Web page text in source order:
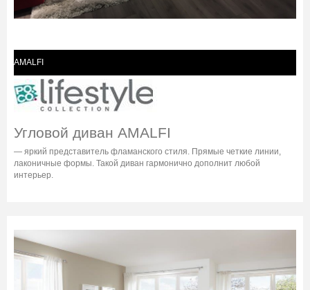
AMALFI
Угловой диван AMALFI
— яркий представитель фламанского стиля. Прямые четкие линии,
лаконичные формы. Такой диван гармонично дополнит любой
интерьер.